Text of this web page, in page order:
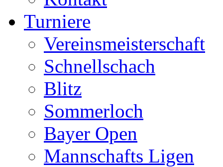
Turniere
Vereinsmeisterschaft
Schnellschach
Blitz
Sommerloch
Bayer Open
Mannschafts Ligen